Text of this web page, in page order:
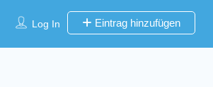
Log In Eintrag hinzufügen